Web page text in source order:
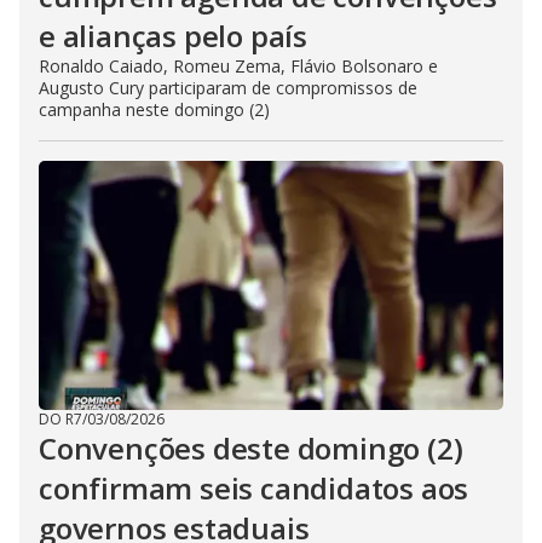
e alianças pelo país
Ronaldo Caiado, Romeu Zema, Flávio Bolsonaro e
Augusto Cury participaram de compromissos de
campanha neste domingo (2)
DO R7/03/08/2026
Convenções deste domingo (2)
confirmam seis candidatos aos
governos estaduais